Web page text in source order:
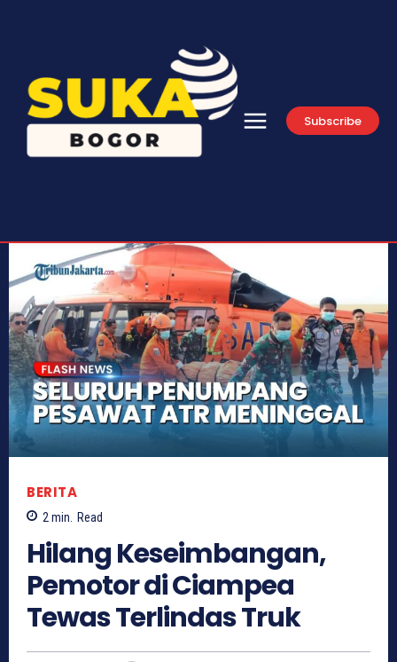
Subscribe
BERITA
2 min. Read
Hilang Keseimbangan,
Pemotor di Ciampea
Tewas Terlindas Truk